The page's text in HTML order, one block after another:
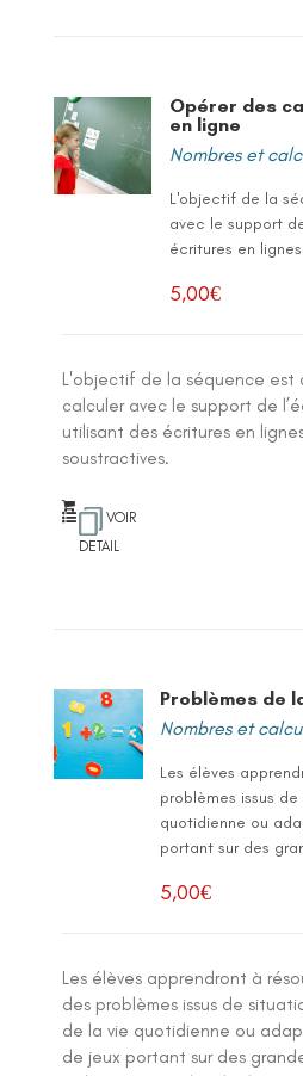
Opérer des
en ligne
Nombres et
L'objectif de la
avec le support
écritures en
5,00€
L'objectif de la séquence est
calculer avec le support de
utilisant des écritures en
soustractives.
VOIR
DETAIL
Problèmes de
Nombres et
Les élèves
problèmes issus
quotidienne ou
portant sur des
5,00€
Les élèves apprendront à
des problèmes issus de
de la vie quotidienne ou
de jeux portant sur des